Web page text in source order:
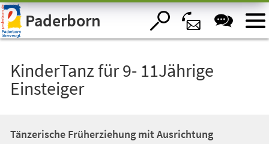
Visuelle
Assistenzsoftware
öffnen.Paderborn
KinderTanz für 9- 11Jährige
Einsteiger
Tänzerische Früherziehung mit Ausrichtung